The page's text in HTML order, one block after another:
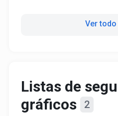
Ver todo
Listas de
gráficos
2